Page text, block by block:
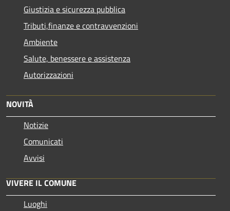
Giustizia e sicurezza pubblica
Tributi,finanze e contravvenzioni
Ambiente
Salute, benessere e assistenza
Autorizzazioni
NOVITÀ
Notizie
Comunicati
Avvisi
VIVERE IL COMUNE
Luoghi